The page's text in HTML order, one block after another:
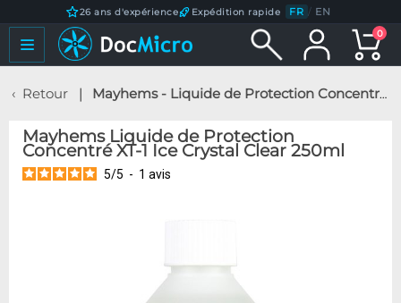
26 ans d'expérience Expédition rapide FR / EN
0
Retour Mayhems - Liquide de Protection Concentré XT-1 Ice Crystal Clear 250ml
Mayhems Liquide de Protection
Concentré XT-1 Ice Crystal Clear 250ml
5/5 - 1 avis